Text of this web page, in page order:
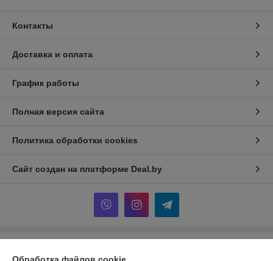
Контакты
Доставка и оплата
График работы
Полная версия сайта
Политика обработки cookies
Сайт создан на платформе Deal.by